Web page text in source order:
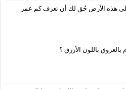
هذه الأرض حُق لك أن تعرف كم عمر
بالعروق باللون الأزرق ؟